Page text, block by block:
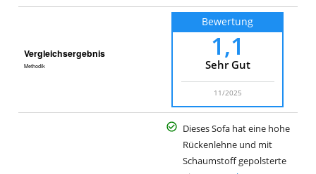
Vergleichsergebnis
Methodik
Bewertung
1,1
Sehr Gut
11/2025
Dieses Sofa hat eine hohe
Rückenlehne und mit
Schaumstoff gepolsterte